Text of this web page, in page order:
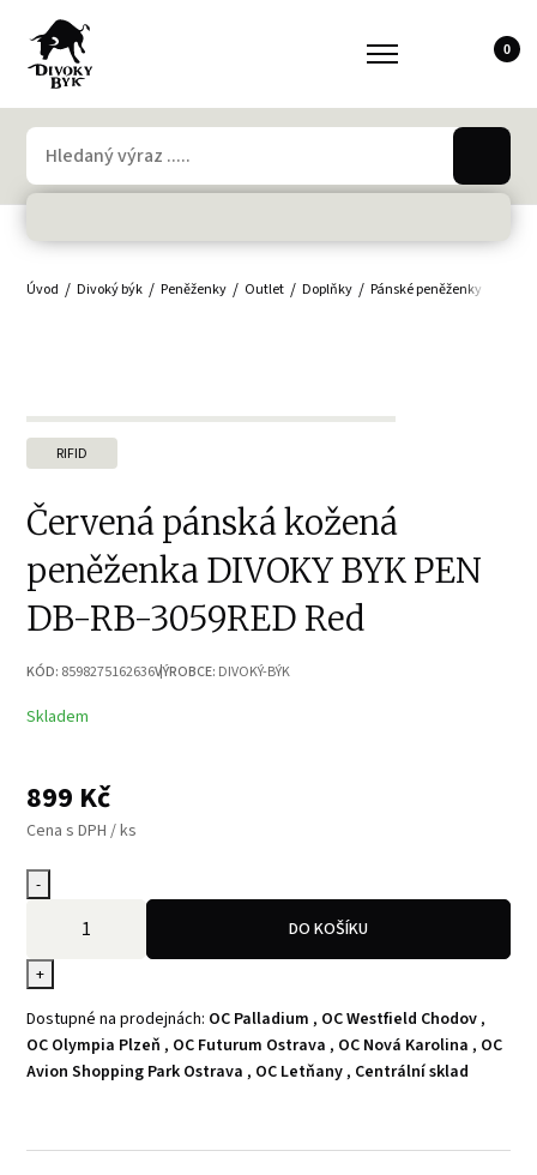
0
Úvod Divoký býk Peněženky Outlet Doplňky Pánské peněženky
RIFID
Červená pánská kožená
peněženka DIVOKY BYK PEN
DB-RB-3059RED Red
KÓD: 8598275162636VÝROBCE: DIVOKÝ-BÝK
Skladem
899 Kč
Cena s DPH / ks
-
+
DO KOŠÍKU
Dostupné na prodejnách: OC Palladium , OC Westfield Chodov ,
OC Olympia Plzeň , OC Futurum Ostrava , OC Nová Karolina , OC
Avion Shopping Park Ostrava , OC Letňany , Centrální sklad